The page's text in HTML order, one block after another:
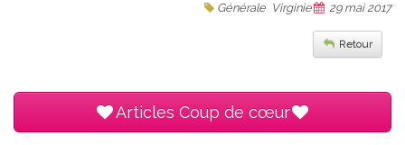
Générale Virginie 29 mai 2017
Retour
Articles Coup de cœur